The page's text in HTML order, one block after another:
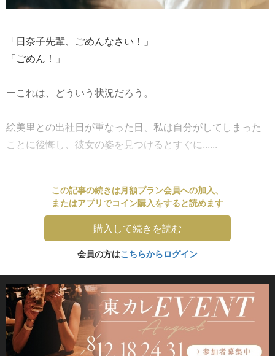
「日奈子先輩、ごめんなさい！」
「ごめん！」
ーこれは、どういう状況だろう。
絵美里との出社日が重なった日、私は自分がしてしまった
ことに後悔し、彼女の姿を見つけるとすぐに......
この記事の続きは月額プラン会員への加入、
またはアプリでコイン購入をすると読めます
購入して続きを読む
会員の方はこちらからログイン